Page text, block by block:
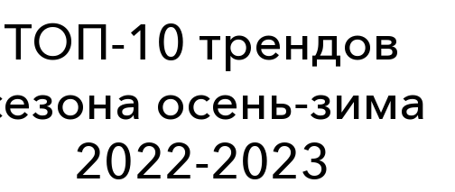
ТОП-10 трендов
осень-зима
2022-2023